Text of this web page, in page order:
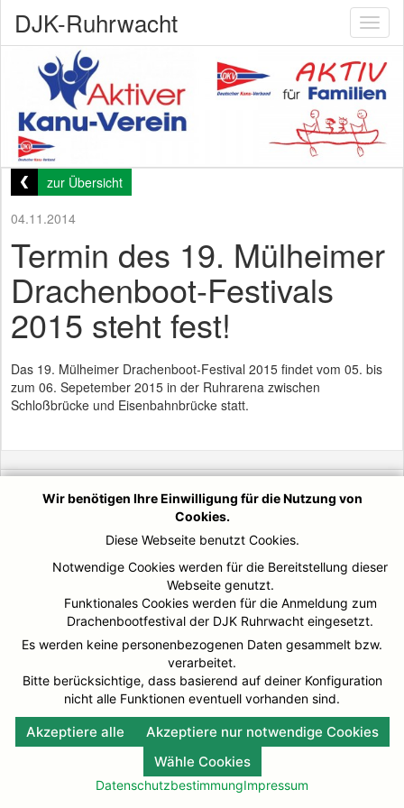
DJK-Ruhrwacht
zur Übersicht
04.11.2014
Termin des 19. Mülheimer
Drachenboot-Festivals
2015 steht fest!
Das 19. Mülheimer Drachenboot-Festival 2015 findet vom 05. bis
zum 06. Sepetember 2015 in der Ruhrarena zwischen
Schloßbrücke und Eisenbahnbrücke statt.
Wir benötigen Ihre Einwilligung für die Nutzung von
Cookies.
Diese Webseite benutzt Cookies.
Notwendige Cookies werden für die Bereitstellung dieser
Webseite genutzt.
Funktionales Cookies werden für die Anmeldung zum
Drachenbootfestival der DJK Ruhrwacht eingesetzt.
Es werden keine personenbezogenen Daten gesammelt bzw.
verarbeitet.
Bitte berücksichtige, dass basierend auf deiner Konfiguration
nicht alle Funktionen eventuell vorhanden sind.
Akzeptiere alle
Akzeptiere nur notwendige Cookies
Wähle Cookies
DatenschutzbestimmungImpressum